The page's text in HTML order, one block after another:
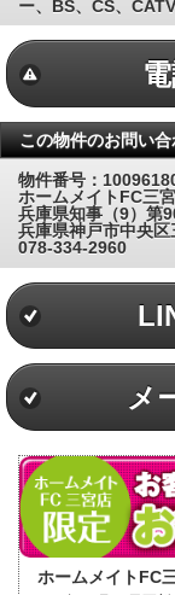
ー、BS、CS、
この物件のお問い
物件番号：
ホームメイトFC三
兵庫県知事（9）第
兵庫県神戸市中央
078-334-2960
メ
ホームメイトFC